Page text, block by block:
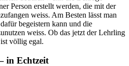
Person erstellt werden, die mit der
weiss. Am Besten lässt man
begeistern kann und die
weiss. Ob das jetzt der Lehrling
völlig egal.
in Echtzeit